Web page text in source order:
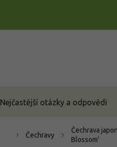
Nejčastější otázky a odpovědi
Čechravy
Čechrava
Blossom'